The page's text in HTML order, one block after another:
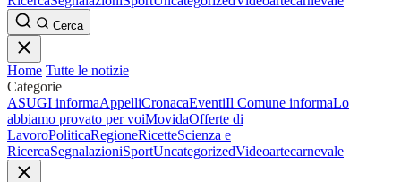
Cerca
Home Tutte le notizie
Categorie
ASUGI informaAppelliCronacaEventiIl Comune informaLo
abbiamo provato per voiMovidaOfferte di
LavoroPoliticaRegioneRicetteScienza e
RicercaSegnalazioniSportUncategorizedVideoartecarnevale